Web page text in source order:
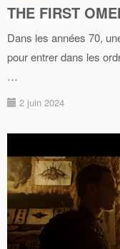
THE FIRST
Dans les années 70,
pour entrer dans les
…
2 juin 2024